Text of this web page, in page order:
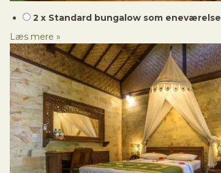
2 x Standard bungalow som eneværelse
Læs mere »